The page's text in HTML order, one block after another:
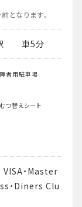
となります。
駅 車5分
者用駐車場
つ替えシート
VISA・Master
・Diners Clu